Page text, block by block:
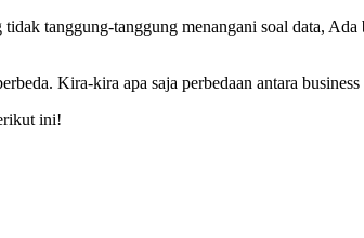
tanggung-tanggung menangani soal data,
Kira-kira apa saja perbedaan antara
ini!